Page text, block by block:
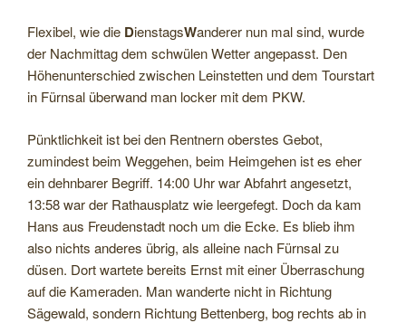
Flexibel, wie die DienstagsWanderer nun mal sind, wurde
der Nachmittag dem schwülen Wetter angepasst. Den
Höhenunterschied zwischen Leinstetten und dem Tourstart
in Fürnsal überwand man locker mit dem PKW.
Pünktlichkeit ist bei den Rentnern oberstes Gebot,
zumindest beim Weggehen, beim Heimgehen ist es eher
ein dehnbarer Begriff. 14:00 Uhr war Abfahrt angesetzt,
13:58 war der Rathausplatz wie leergefegt. Doch da kam
Hans aus Freudenstadt noch um die Ecke. Es blieb ihm
also nichts anderes übrig, als alleine nach Fürnsal zu
düsen. Dort wartete bereits Ernst mit einer Überraschung
auf die Kameraden. Man wanderte nicht in Richtung
Sägewald, sondern Richtung Bettenberg, bog rechts ab in